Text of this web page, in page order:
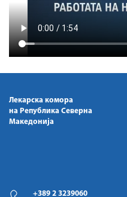
Лекарска комора
на Република Северна
Македонија
+389 2 3239060